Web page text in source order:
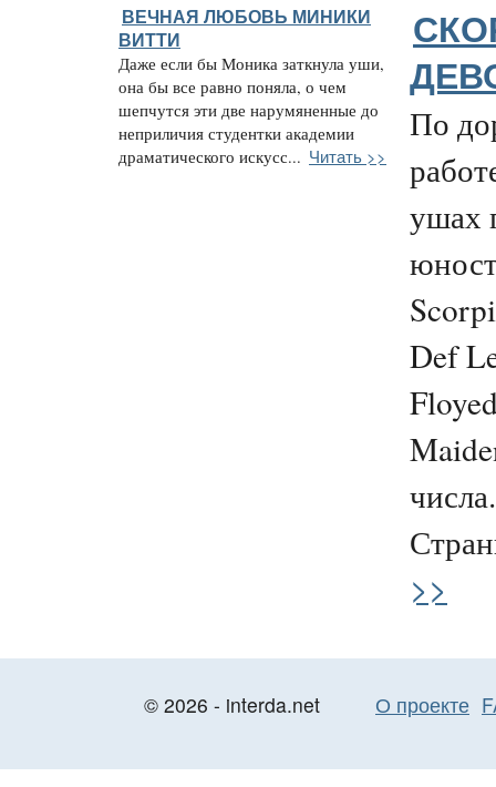
ВЕЧНАЯ ЛЮБОВЬ МИНИКИ
ВИТТИ
Даже если бы Моника заткнула уши,
она бы все равно поняла, о чем
шепчутся эти две нарумяненные до
неприличия студентки академии
драматического искусс... Читать >>
По
ушах
Def
числа.
>>
© 2026 - interda.net О проекте